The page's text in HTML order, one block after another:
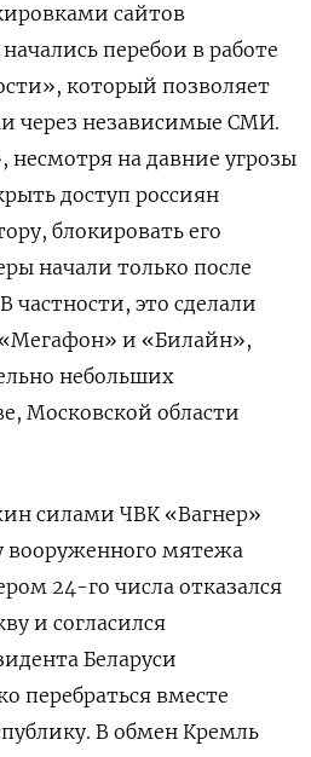
сайтов
перебои в работе
который позволяет
через независимые СМИ.
несмотря на давние угрозы
доступ россиян
блокировать его
начали только после
это сделали
и «Билайн»,
небольших
Московской области
силами ЧВК «Вагнер»
вооруженного мятежа
24-го числа отказался
и согласился
Беларуси
перебраться вместе
В обмен Кремль